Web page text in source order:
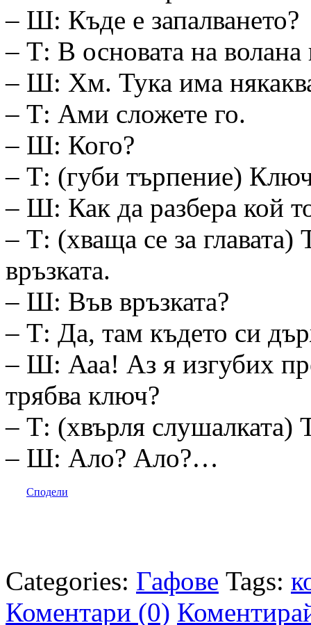
– Ш: Къде е запалването?
– Т: В основата на волана
– Ш: Хм. Тука има
– Т: Ами сложете го.
– Ш: Кого?
– Т: (губи търпение)
– Ш: Как да разбера кой
– Т: (хваща се за
връзката.
– Ш: Във връзката?
– Т: Да, там където си
– Ш: Ааа! Аз я изгубих
трябва ключ?
– Т: (хвърля
– Ш: Ало? Ало?…
Сподели
Categories: Гафове Tags:
Коментари (0)